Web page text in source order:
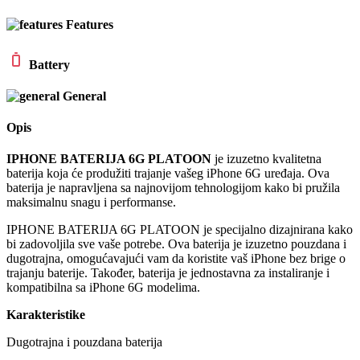
Features
Battery
General
Opis
IPHONE BATERIJA 6G PLATOON je izuzetno kvalitetna
baterija koja će produžiti trajanje vašeg iPhone 6G uređaja. Ova
baterija je napravljena sa najnovijom tehnologijom kako bi pružila
maksimalnu snagu i performanse.
IPHONE BATERIJA 6G PLATOON je specijalno dizajnirana kako
bi zadovoljila sve vaše potrebe. Ova baterija je izuzetno pouzdana i
dugotrajna, omogućavajući vam da koristite vaš iPhone bez brige o
trajanju baterije. Također, baterija je jednostavna za instaliranje i
kompatibilna sa iPhone 6G modelima.
Karakteristike
Dugotrajna i pouzdana baterija